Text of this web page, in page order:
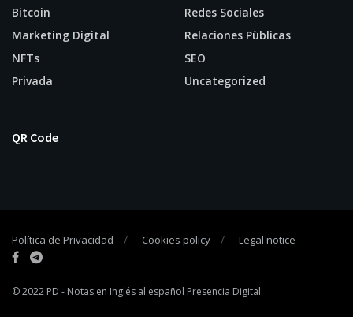
Bitcoin
Marketing Digital
NFTs
Privada
Redes Sociales
Relaciones Pùblicas
SEO
Uncategorized
QR Code
Política de Privacidad Cookies policy Legal notice
© 2022 PD - Notas en Inglés al español Presencia Digital.